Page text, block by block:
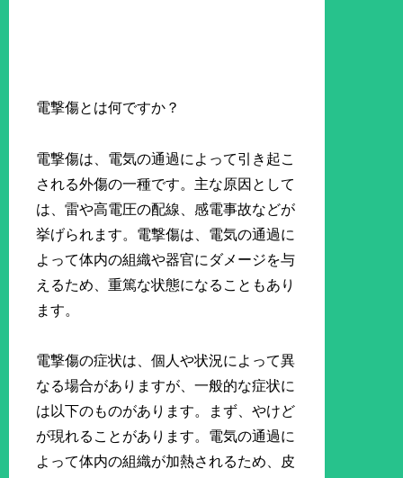
電撃傷とは何ですか？
電撃傷は、電気の通過によって引き起こ
される外傷の一種です。主な原因として
は、雷や高電圧の配線、感電事故などが
挙げられます。電撃傷は、電気の通過に
よって体内の組織や器官にダメージを与
えるため、重篤な状態になることもあり
ます。
電撃傷の症状は、個人や状況によって異
なる場合がありますが、一般的な症状に
は以下のものがあります。まず、やけど
が現れることがあります。電気の通過に
よって体内の組織が加熱されるため、皮